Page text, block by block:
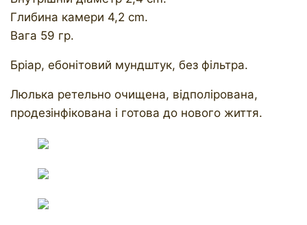
Глибина камери 4,2 cm.
Вага 59 гр.
Бріар, ебонітовий мундштук, без фільтра.
Люлька ретельно очищена, відполірована,
продезінфікована і готова до нового життя.